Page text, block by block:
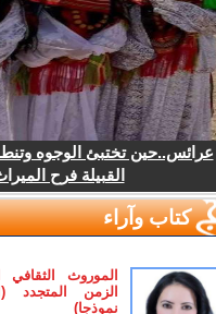
عرائس..حين تختبئ الوجوه وتنطق
القبيلة فرح الميراث
كتاب وآراء
الموروث الثقافي
الزمن المتجدد
نموذجا)